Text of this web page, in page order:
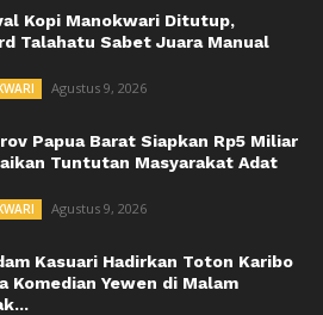
Kopi Manokwari Ditutup,
Talahatu Sabet Juara Manual
Agustus 9, 2026
Papua Barat Siapkan Rp5 Miliar
Tuntutan Masyarakat Adat
Agustus 9, 2026
Kasuari Hadirkan Toton Karibo
Komedian Yewen di Malam